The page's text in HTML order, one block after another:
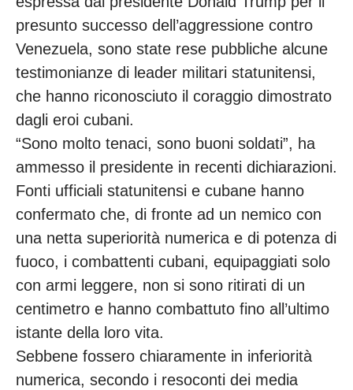
presunto successo dell’aggressione contro
Venezuela, sono state rese pubbliche alcune
testimonianze di leader militari statunitensi,
che hanno riconosciuto il coraggio dimostrato
dagli eroi cubani.
“Sono molto tenaci, sono buoni soldati”, ha
ammesso il presidente in recenti dichiarazioni.
Fonti ufficiali statunitensi e cubane hanno
confermato che, di fronte ad un nemico con
una netta superiorità numerica e di potenza di
fuoco, i combattenti cubani, equipaggiati solo
con armi leggere, non si sono ritirati di un
centimetro e hanno combattuto fino all’ultimo
istante della loro vita.
Sebbene fossero chiaramente in inferiorità
numerica, secondo i resoconti dei media